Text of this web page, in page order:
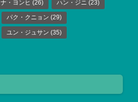
ナ・ヨンヒ (26) ハン・ジニ (23)
パク・クニョン (29)
ユン・ジュサン (35)